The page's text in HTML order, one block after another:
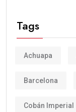
Tags
Achuapa
Barcelona
Cobán Imperial